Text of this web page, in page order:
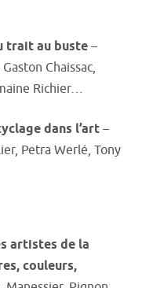
trait au buste –
Chaissac,
Richier…
dans l’art –
Petra Werlé, Tony
artistes de la
couleurs,